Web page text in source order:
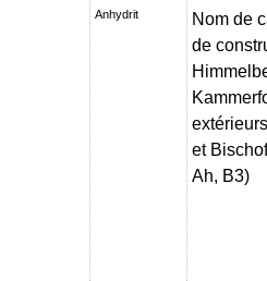
Anhydrit
Nom de
de
et
Ah, B3)